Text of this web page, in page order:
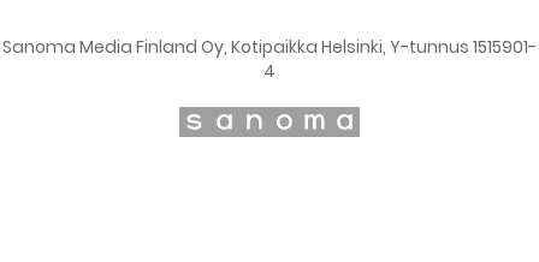
Sanoma Media Finland Oy, Kotipaikka Helsinki, Y-tunnus 1515901-
4